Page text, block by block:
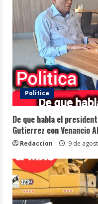
Politica
De que habla el
Gutierrez con Venancio
Redaccion 9 de